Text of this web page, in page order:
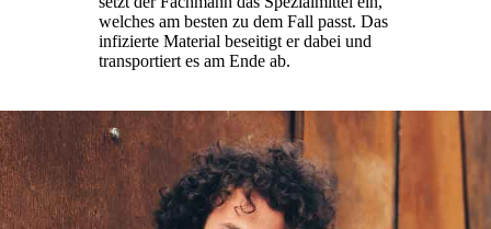
welches am besten zu dem Fall passt. Das
infizierte Material beseitigt er dabei und
transportiert es am Ende ab.